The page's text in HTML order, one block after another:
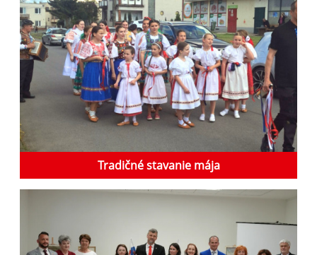
Tradičné stavanie mája